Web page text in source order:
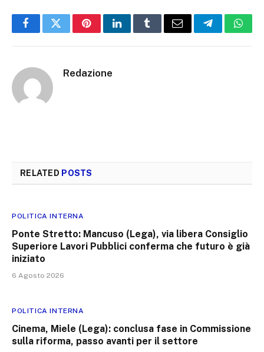
FacebookTwitterPinterestLinkedInTumblrEmail Telegram
Redazione
RELATED POSTS
POLITICA INTERNA
Ponte Stretto: Mancuso (Lega), via libera Consiglio
Superiore Lavori Pubblici conferma che futuro è già
iniziato
6 Agosto 2026
POLITICA INTERNA
Cinema, Miele (Lega): conclusa fase in Commissione
sulla riforma, passo avanti per il settore